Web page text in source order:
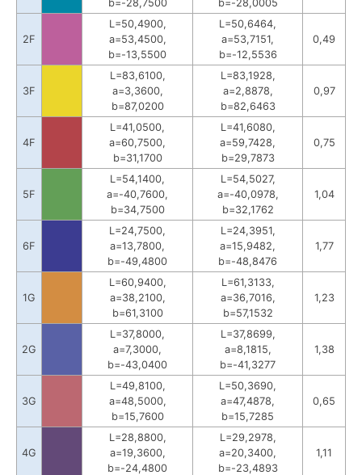
b=-28,7500 b=-28,0005
2F
L=50,4900,
a=53,4500,
b=-13,5500
L=50,6464,
a=53,7151,
b=-12,5536
0,49
3F
L=83,6100,
a=3,3600,
b=87,0200
L=83,1928,
a=2,8878,
b=82,6463
0,97
4F
L=41,0500,
a=60,7500,
b=31,1700
L=41,6080,
a=59,7428,
b=29,7873
0,75
5F
L=54,1400,
a=-40,7600,
b=34,7500
L=54,5027,
a=-40,0978,
b=32,1762
1,04
6F
L=24,7500,
a=13,7800,
b=-49,4800
L=24,3951,
a=15,9482,
b=-48,8476
1,77
1G
L=60,9400,
a=38,2100,
b=61,3100
L=61,3133,
a=36,7016,
b=57,1532
1,23
2G
L=37,8000,
a=7,3000,
b=-43,0400
L=37,8699,
a=8,1815,
b=-41,3277
1,38
3G
L=49,8100,
a=48,5000,
b=15,7600
L=50,3690,
a=47,4878,
b=15,7285
0,65
4G
L=28,8800,
a=19,3600,
b=-24,4800
L=29,2978,
a=20,3400,
b=-23,4893
1,11